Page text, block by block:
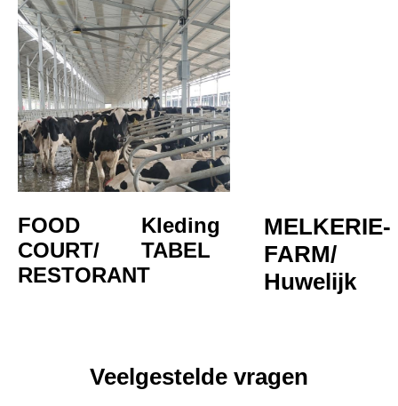
FOOD
COURT/
RESTORANT
Kleding
TABEL
MELKERIE-
FARM/
Huwelijk
Veelgestelde vragen